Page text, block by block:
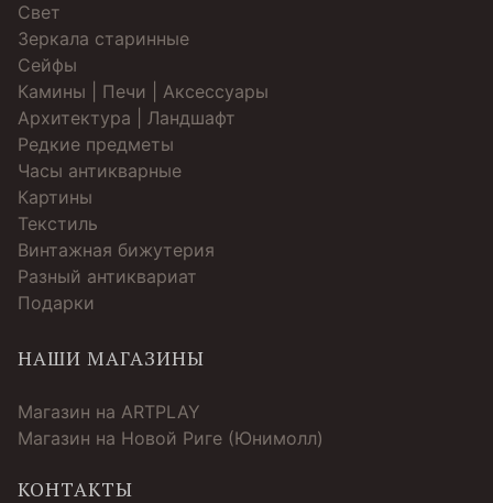
Свет
Зеркала старинные
Cейфы
Камины | Печи | Аксессуары
Архитектура | Ландшафт
Редкие предметы
Часы антикварные
Картины
Текстиль
Винтажная бижутерия
Разный антиквариат
Подарки
НАШИ МАГАЗИНЫ
Магазин на ARTPLAY
Магазин на Новой Риге (Юнимолл)
КОНТАКТЫ